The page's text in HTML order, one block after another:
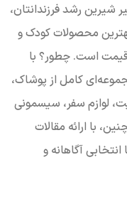
مسیر شیرین رشد فرزندانتان،
محصولات کودک و
قیمت است. چطور؟ با
کامل از پوشاک،
لوازم سفر، سیسمونی
با ارائه مقالات
آگاهانه و